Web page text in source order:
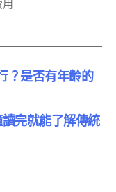
用
？是否有年齡的
完就能了解傳統